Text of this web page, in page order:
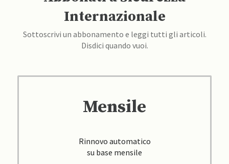
Internazionale
Sottoscrivi un abbonamento e leggi tutti gli articoli.
Disdici quando vuoi.
Mensile
Rinnovo automatico
su base mensile